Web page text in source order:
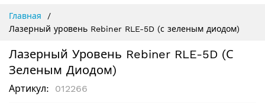
Главная
Лазерный уровень Rebiner RLE-5D (с зеленым диодом)
Лазерный Уровень Rebiner RLE-5D (с
Зеленым Диодом)
Артикул 012266